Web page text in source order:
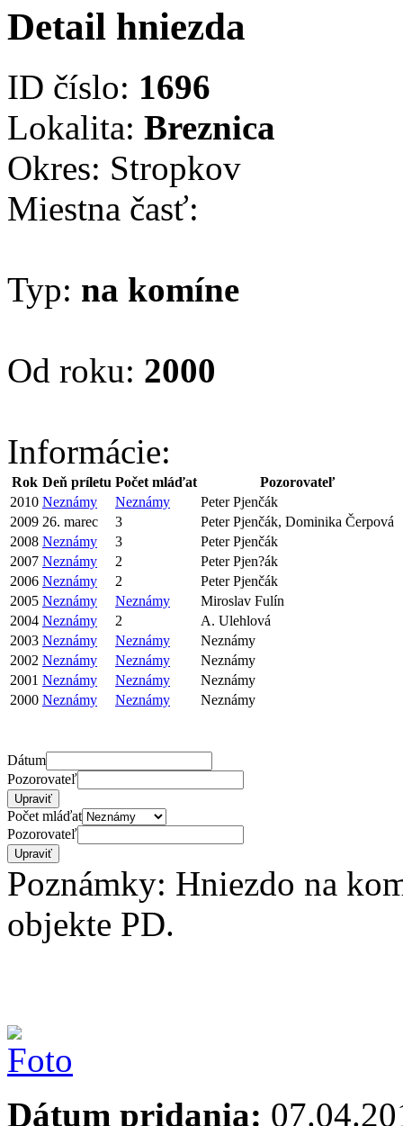
Detail hniezda
ID číslo: 1696
Lokalita: Breznica
Okres: Stropkov
Miestna časť:
Typ: na komíne
Od roku: 2000
Informácie:
Rok Deň príletu Počet mláďat
Pozorovateľ
2010 Neznámy Neznámy
Peter Pjenčák
2009 26. marec 3
Peter Pjenčák, Dominika Čerpová
2008 Neznámy 3
Peter Pjenčák
2007 Neznámy 2
Peter Pjen?ák
2006 Neznámy 2
Peter Pjenčák
2005 Neznámy Neznámy
Miroslav Fulín
2004 Neznámy 2
A. Ulehlová
2003 Neznámy Neznámy
Neznámy
2002 Neznámy Neznámy
Neznámy
2001 Neznámy Neznámy
Neznámy
2000 Neznámy Neznámy Neznámy
Dátum
Pozorovateľ
Počet mláďat
Pozorovateľ
Poznámky: Hniezdo na
objekte PD.
Dátum pridania: